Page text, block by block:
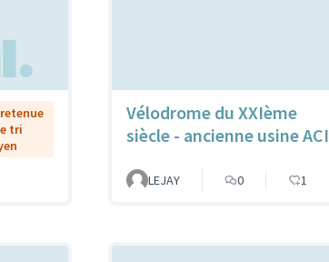
tri
Vélodrome du XXIème
siècle - ancienne usine ACI
LEJAY 0 1